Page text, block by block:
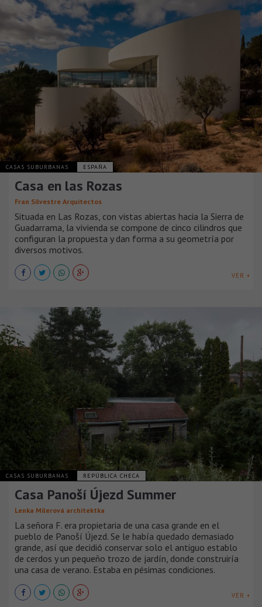
CASAS SUBURBANAS ESPAÑA
Casa en las Rozas
Fran Silvestre Arquitectos
Situada en Las Rozas, con vistas abiertas hacia la Sierra de
Guadarrama, la vivienda se compone de cinco cilindros que
configuran la propuesta y dan forma a su geometría por
diversos motivos.
VER +
CASAS SUBURBANAS REPÚBLICA CHECA
Casa Panoší Újezd Summer
Lenka Milerová architektka
La señora F. era propietaria de una casa grande en el
pueblo de Panoší Újezd. Se le había quedado demasiado
grande, así que decidió conservar solo el antiguo establo
de cerdos y un pequeño trozo de jardín, donde construiría
una casa de verano. Estaba en pésimas condiciones.
VER +